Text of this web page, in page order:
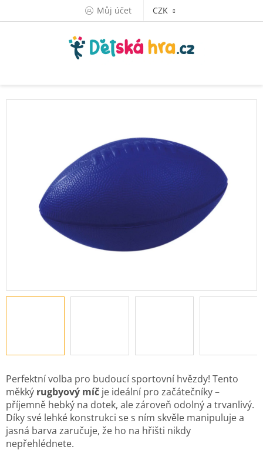
Můj účet CZK
Perfektní volba pro budoucí sportovní hvězdy! Tento
měkký rugbyový míč je ideální pro začátečníky –
příjemně hebký na dotek, ale zároveň odolný a trvanlivý.
Díky své lehké konstrukci se s ním skvěle manipuluje a
jasná barva zaručuje, že ho na hřišti nikdy
nepřehlédnete.